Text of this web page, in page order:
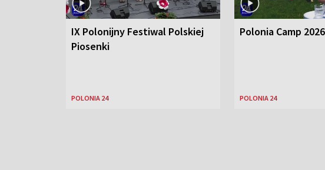
IX Polonijny Festiwal Polskiej
Piosenki
POLONIA 24
Polonia Camp 2026
POLONIA 24